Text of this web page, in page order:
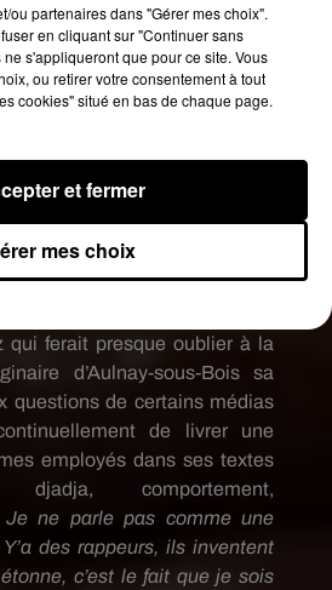
@Oli_gei nous quand on veut
mais que pookie est déjà
t.co/jiDk4UJKoR
20 février 2019
pookie dans l'sas
�:?�a??�~?È
qui ferait presque oublier à la
d’Aulnay-sous-Bois sa
questions de certains médias
de livrer une
employés dans ses textes
djadja, comportement,
Je ne parle pas comme une
Y’a des rappeurs, ils inventent
c’est le fait que je sois
ou partenaires dans "Gérer mes choix".
en cliquant sur "Continuer sans
s'appliqueront que pour ce site. Vous
ou retirer votre consentement à tout
cookies" situé en bas de chaque page.
mes choix
et fermer